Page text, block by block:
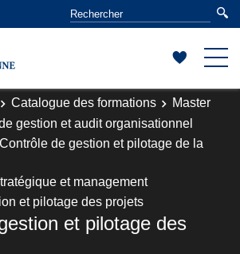
Catalogue des formations
Master
gestion et audit organisationnel
de gestion et pilotage de la
et management
et pilotage des projets
et pilotage des